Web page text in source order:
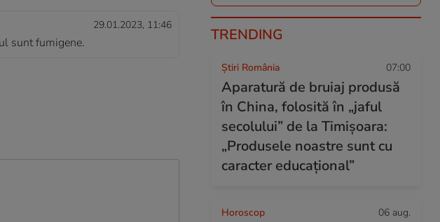
29.01.2023, 11:46
sunt fumigene. TRENDING
Știri România 07:00
Aparatură de bruiaj produsă
în China, folosită în „jaful
secolului” de la Timișoara:
„Produsele noastre sunt cu
caracter educațional”
Horoscop 06 aug.